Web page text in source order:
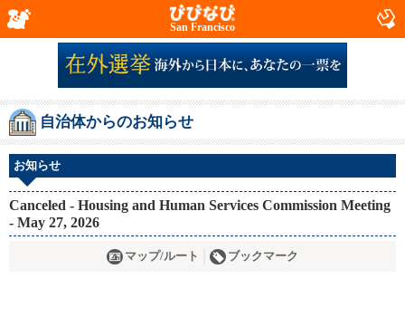
San Francisco
自治体からのお知らせ
お知らせ
Canceled - Housing and Human Services Commission Meeting
- May 27, 2026
マップ/ルート ブックマーク